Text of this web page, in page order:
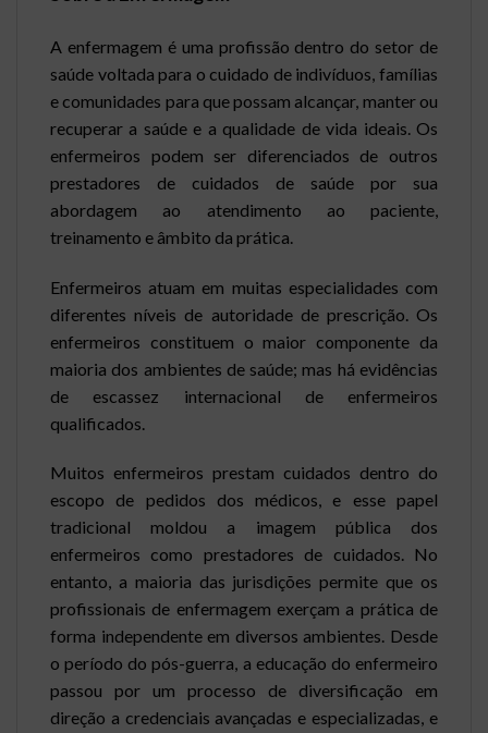
A enfermagem é uma profissão dentro do setor de
saúde voltada para o cuidado de indivíduos, famílias
e comunidades para que possam alcançar, manter ou
recuperar a saúde e a qualidade de vida ideais. Os
enfermeiros podem ser diferenciados de outros
prestadores de cuidados de saúde por sua
abordagem ao atendimento ao paciente,
treinamento e âmbito da prática.
Enfermeiros atuam em muitas especialidades com
diferentes níveis de autoridade de prescrição. Os
enfermeiros constituem o maior componente da
maioria dos ambientes de saúde; mas há evidências
de escassez internacional de enfermeiros
qualificados.
Muitos enfermeiros prestam cuidados dentro do
escopo de pedidos dos médicos, e esse papel
tradicional moldou a imagem pública dos
enfermeiros como prestadores de cuidados. No
entanto, a maioria das jurisdições permite que os
profissionais de enfermagem exerçam a prática de
forma independente em diversos ambientes. Desde
o período do pós-guerra, a educação do enfermeiro
passou por um processo de diversificação em
direção a credenciais avançadas e especializadas, e